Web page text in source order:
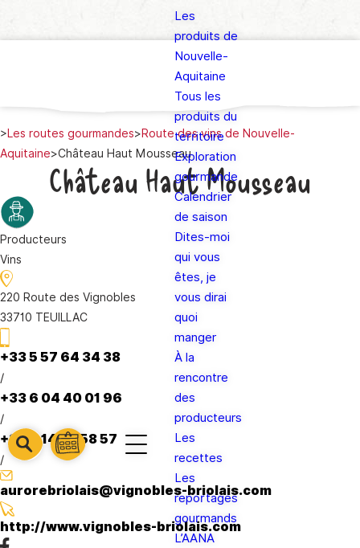
barre
barre
Les
produits de
Nouvelle-
Aquitaine
Tous les
produits du
territoire
Exploration
gourmande
Calendrier
de saison
Dites-moi
qui vous
êtes, je
vous dirai
quoi
manger
À la
rencontre
des
producteurs
Les
recettes
Les
reportages
gourmands
L’AANA
>Les routes gourmandes>Route des vins de Nouvelle-
Aquitaine>Château Haut Mousseau
Château Haut Mousseau
Producteurs
Vins
220 Route des Vignobles
33710 TEUILLAC
+33 5 57 64 34 38
/
+33 6 04 40 01 96
/
+33 6 14 38 58 57
/
aurorebriolais@vignobles-briolais.com
http://www.vignobles-briolais.com